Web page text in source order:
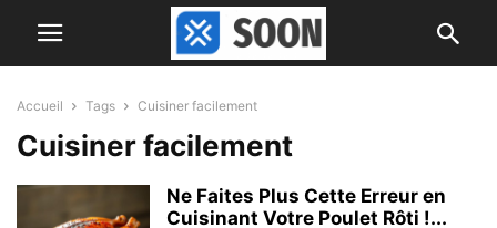
Accueil Tags Cuisiner facilement
Cuisiner facilement
Ne Faites Plus Cette Erreur en
Cuisinant Votre Poulet Rôti !...